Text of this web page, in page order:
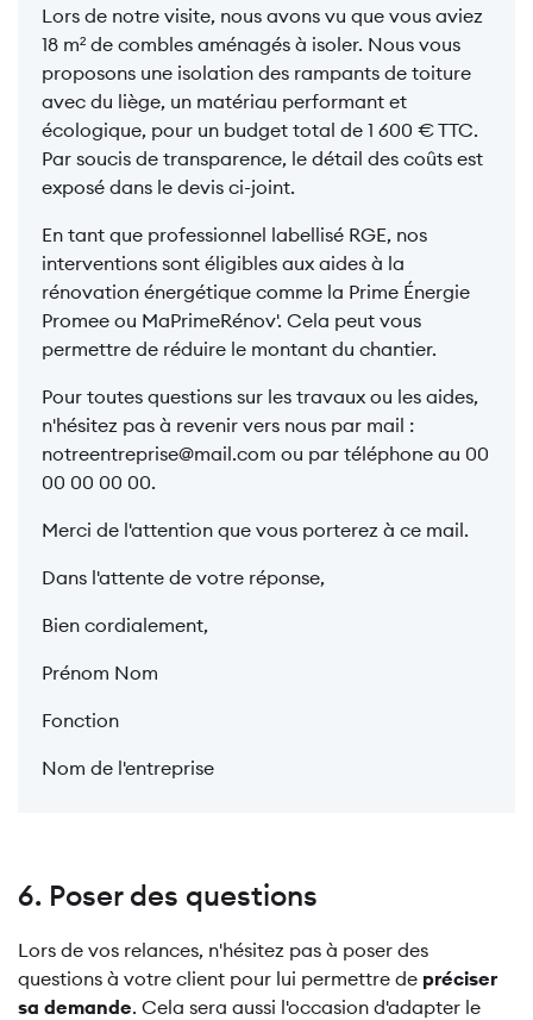
Lors de notre visite, nous avons vu que vous aviez
18 m² de combles aménagés à isoler. Nous vous
proposons une isolation des rampants de toiture
avec du liège, un matériau performant et
écologique, pour un budget total de 1 600 € TTC.
Par soucis de transparence, le détail des coûts est
exposé dans le devis ci-joint.
En tant que professionnel labellisé RGE, nos
interventions sont éligibles aux aides à la
rénovation énergétique comme la Prime Énergie
Promee ou MaPrimeRénov'. Cela peut vous
permettre de réduire le montant du chantier.
Pour toutes questions sur les travaux ou les aides,
n'hésitez pas à revenir vers nous par mail :
notreentreprise@mail.com ou par téléphone au 00
00 00 00 00.
Merci de l'attention que vous porterez à ce mail.
Dans l'attente de votre réponse,
Bien cordialement,
Prénom Nom
Fonction
Nom de l'entreprise
6. Poser des questions
Lors de vos relances, n'hésitez pas à poser des
questions à votre client pour lui permettre de préciser
sa demande. Cela sera aussi l'occasion d'adapter le